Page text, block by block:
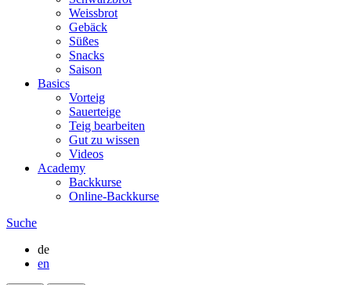
Weissbrot
Gebäck
Süßes
Snacks
Saison
Basics
Vorteig
Sauerteige
Teig bearbeiten
Gut zu wissen
Videos
Academy
Backkurse
Online-Backkurse
Suche
de
en